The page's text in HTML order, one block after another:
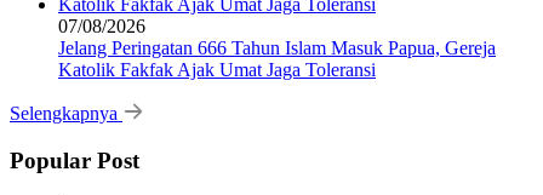
07/08/2026
Jelang Peringatan 666 Tahun Islam Masuk Papua, Gereja
Katolik Fakfak Ajak Umat Jaga Toleransi
Selengkapnya
Popular Post